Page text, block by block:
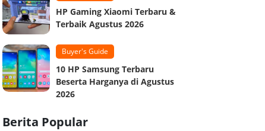
HP Gaming Xiaomi Terbaru &
Terbaik Agustus 2026
Buyer's Guide
10 HP Samsung Terbaru
Beserta Harganya di Agustus
2026
Berita Popular